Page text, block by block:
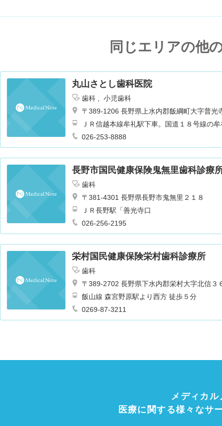
同じエリアの他
丸山さとし歯科医院
歯科
小児歯科
〒389-1206 長野県上水内郡飯綱町大字普光
ＪＲ信越本線牟礼駅下車。国道１８号線の
026-253-8888
長野市国民健康保険鬼無里歯科診療
歯科
〒381-4301 長野県長野市鬼無里２１８
ＪＲ長野駅「善光寺口
026-256-2195
栄村国民健康保険栄村歯科診療所
歯科
〒389-2702 長野県下水内郡栄村大字北信３
飯山線 森宮野原駅より西方 徒歩５分
0269-87-3211
メディカ
医療に関する様々なサ